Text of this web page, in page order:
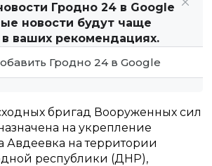
Гродно 24 в Google
новости будут чаще
ваших рекомендациях.
Гродно 24 в Google
бригад Вооруженных сил
на укрепление
Авдеевка на территории
республики (ДНР),